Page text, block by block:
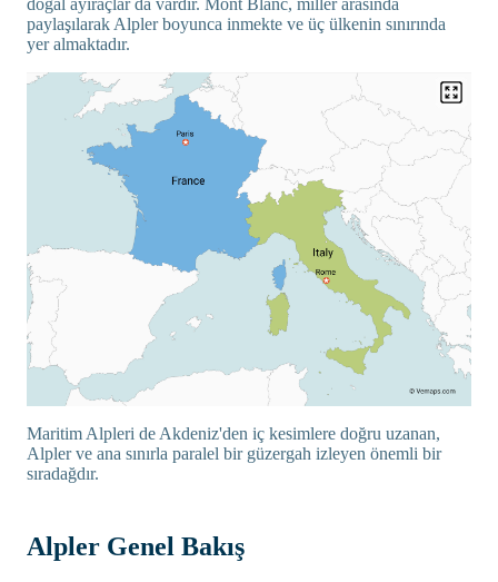
doğal ayıraçlar da vardır. Mont Blanc, miller arasında
paylaşılarak Alpler boyunca inmekte ve üç ülkenin sınırında
yer almaktadır.
Maritim Alpleri de Akdeniz'den iç kesimlere doğru uzanan,
Alpler ve ana sınırla paralel bir güzergah izleyen önemli bir
sıradağdır.
Alpler Genel Bakış